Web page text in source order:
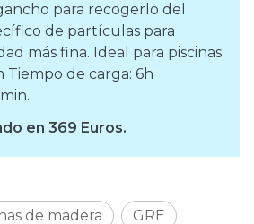
para recogerlo del
de partículas para
más fina. Ideal para piscinas
Tiempo de carga: 6h
en 369 Euros.
de madera GRE